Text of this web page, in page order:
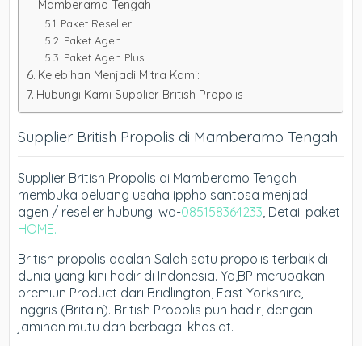
Mamberamo Tengah
Paket Reseller
Paket Agen
Paket Agen Plus
Kelebihan Menjadi Mitra Kami:
Hubungi Kami Supplier British Propolis
Supplier British Propolis di Mamberamo Tengah
Supplier British Propolis di Mamberamo Tengah
membuka peluang usaha ippho santosa menjadi
agen / reseller hubungi wa-085158364233, Detail paket
HOME.
British propolis adalah Salah satu propolis terbaik di
dunia yang kini hadir di Indonesia. Ya,BP merupakan
premiun Product dari Bridlington, East Yorkshire,
Inggris (Britain). British Propolis pun hadir, dengan
jaminan mutu dan berbagai khasiat.